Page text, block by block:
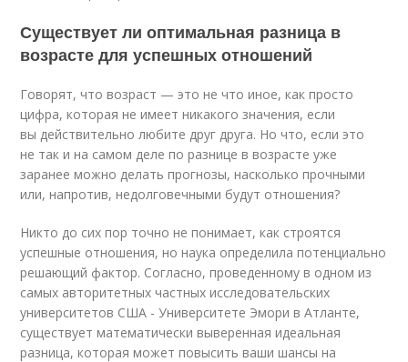
Существует ли оптимальная разница в
возрасте для успешных отношений
Говорят, что возраст — это не что иное, как просто
цифра, которая не имеет никакого значения, если
вы действительно любите друг друга. Но что, если это
не так и на самом деле по разнице в возрасте уже
заранее можно делать прогнозы, насколько прочными
или, напротив, недолговечными будут отношения?
Никто до сих пор точно не понимает, как строятся
успешные отношения, но наука определила потенциально
решающий фактор. Согласно, проведенному в одном из
самых авторитетных частных исследовательских
университетов США - Университете Эмори в Атланте,
существует математически выверенная идеальная
разница, которая может повысить ваши шансы на